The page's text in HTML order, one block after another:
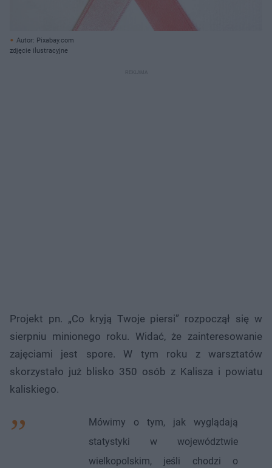
Autor: Pixabay.com
zdjęcie ilustracyjne
Projekt pn. „Co kryją Twoje piersi” rozpoczął się w
sierpniu minionego roku. Widać, że zainteresowanie
zajęciami jest spore. W tym roku z warsztatów
skorzystało już blisko 350 osób z Kalisza i powiatu
kaliskiego.
Mówimy o tym, jak wyglądają
statystyki w województwie
wielkopolskim, jeśli chodzi o